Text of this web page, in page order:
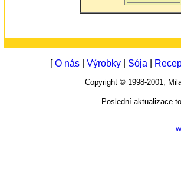
[O nás Výrobky Sója
Copyright © 1998-2001,
Poslední aktualizace